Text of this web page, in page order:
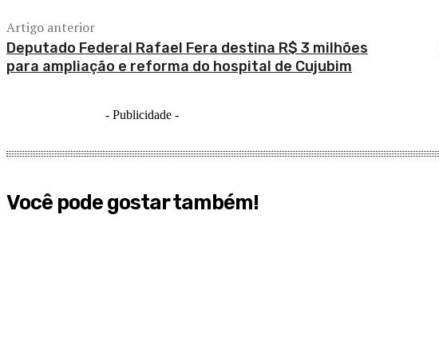
Artigo anterior
Deputado Federal Rafael Fera destina R$ 3 milhões
para ampliação e reforma do hospital de Cujubim
- Publicidade -
Você pode gostar também!